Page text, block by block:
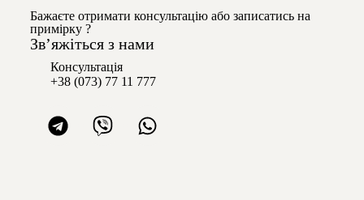
Бажаєте отримати консультацію або записатись на
примірку ?
Звʼяжіться з нами
Консультація
+38 (073) 77 11 777